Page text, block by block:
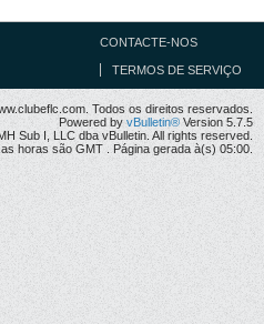
CONTACTE-NOS
TERMOS DE SERVIÇO
Todos os direitos reservados.
Powered byvBulletin® Version 5.7.5
Sub I, LLC dba vBulletin. All rights reserved.
horas são GMT . Página gerada à(s) 05:00.